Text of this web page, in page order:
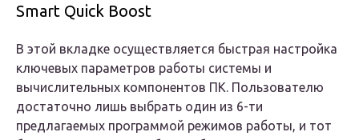
Smart Quick Boost
В этой вкладке осуществляется быстрая настройка
ключевых параметров работы системы и
вычислительных компонентов ПК. Пользователю
достаточно лишь выбрать один из 6-ти
предлагаемых программой режимов работы, и тот